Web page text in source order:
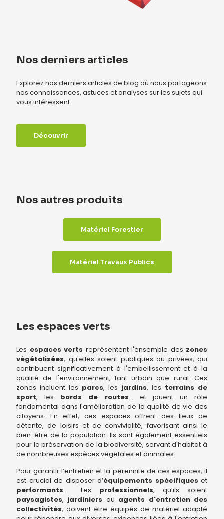
Nos derniers articles
Explorez nos derniers articles de blog où nous partageons
nos connaissances, astuces et analyses sur les sujets qui
vous intéressent.
Découvrir
Nos autres produits
Matériel Forestier
Matériel Travaux Publics
Les espaces verts
Les espaces verts représentent l'ensemble des zones
végétalisées, qu'elles soient publiques ou privées, qui
contribuent significativement à l'embellissement et à la
qualité de l'environnement, tant urbain que rural. Ces
zones incluent les parcs, les jardins, les terrains de
sport, les bords de routes… et jouent un rôle
fondamental dans l'amélioration de la qualité de vie des
citoyens. En effet, ces espaces offrent des lieux de
détente, de loisirs et de convivialité, favorisant ainsi le
bien-être de la population. Ils sont également essentiels
pour la préservation de la biodiversité, servant d'habitat à
de nombreuses espèces végétales et animales.
Pour garantir l’entretien et la pérennité de ces espaces, il
est crucial de disposer d’équipements spécifiques et
performants. Les professionnels, qu’ils soient
paysagistes, jardiniers ou agents d'entretien des
collectivités, doivent être équipés de matériel adapté